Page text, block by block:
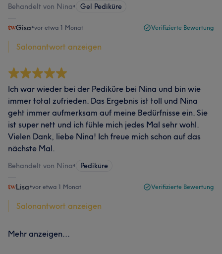
Behandelt von Nina• Gel Pediküre
Gisa•vor etwa 1 Monat Verifizierte Bewertung
Salonantwort anzeigen
Ich war wieder bei der Pediküre bei Nina und bin wie
immer total zufrieden. Das Ergebnis ist toll und Nina
geht immer aufmerksam auf meine Bedürfnisse ein. Sie
ist super nett und ich fühle mich jedes Mal sehr wohl.
Vielen Dank, liebe Nina! Ich freue mich schon auf das
nächste Mal.
Behandelt von Nina• Pediküre
Lisa•vor etwa 1 Monat Verifizierte Bewertung
Salonantwort anzeigen
Mehr anzeigen...